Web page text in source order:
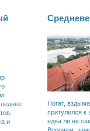
и
Ногат,
притулился к
едва ли не